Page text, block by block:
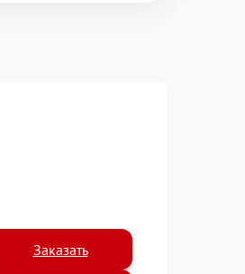
Заказать